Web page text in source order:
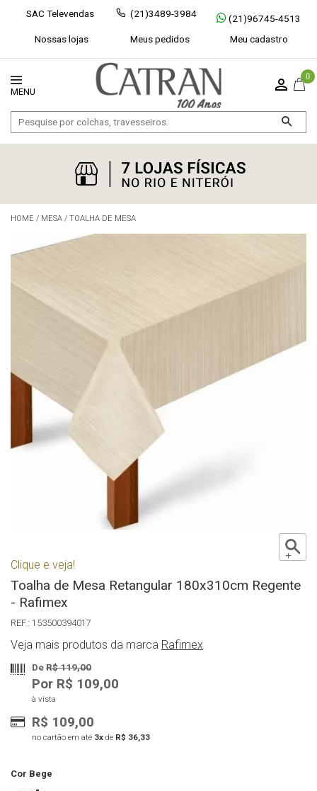
SAC Televendas (21)3489-3984
(21)96745-4513
Nossas lojas
Meus pedidos Meu cadastro
0
Fechar [×]
HOME / MESA / TOALHA DE MESA
Clique e veja!
Toalha de Mesa Retangular 180x310cm Regente
- Rafimex
153500394017
Veja mais produtos da marca Rafimex
DeR$ 119,00
Por R$ 109,00
à vista
R$ 109,00
no cartão em até 3x de R$ 36,33
Cor Bege